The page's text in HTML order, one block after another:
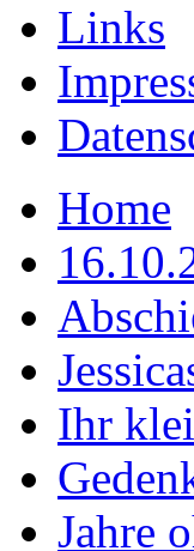
Links
Home
Ihr
Jahre